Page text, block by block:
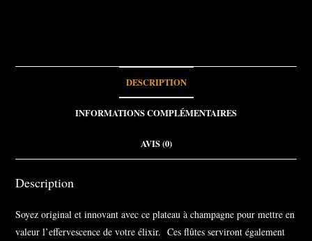
DESCRIPTION
INFORMATIONS COMPLÉMENTAIRES
AVIS (0)
Description
Soyez original et innovant avec ce plateau à champagne pour mettre en
valeur l’effervescence de votre élixir. Ces flûtes serviront également